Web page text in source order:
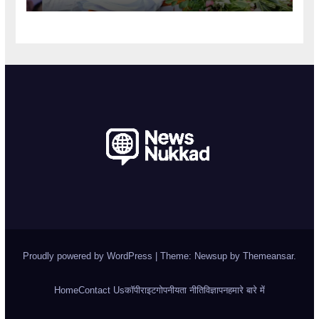
Proudly powered by WordPress | Theme: Newsup by Themeansar.
HomeContact Usकॉपीराइटगोपनीयता नीतिविज्ञापनहमारे बारे में